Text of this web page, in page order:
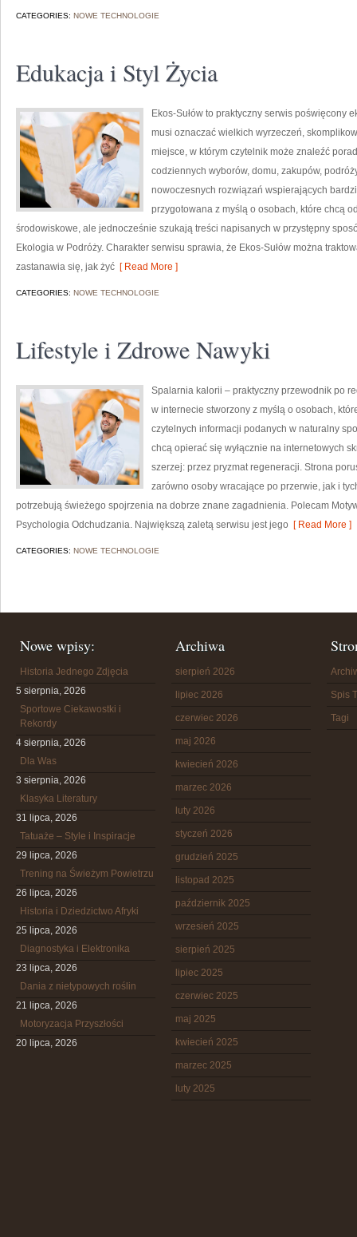
CATEGORIES: NOWE TECHNOLOGIE
Edukacja i Styl Życia
Ekos-Sułów to praktyczny serwis poświęcony
musi oznaczać wielkich wyrzeczeń,
miejsce, w którym czytelnik może znaleźć
codziennych wyborów, domu, zakupów,
nowoczesnych rozwiązań wspierających
przygotowana z myślą o osobach, które chcą
środowiskowe, ale jednocześnie szukają treści napisanych w przystępny
Ekologia w Podróży. Charakter serwisu sprawia, że Ekos-Sułów można
zastanawia się, jak żyć [ Read More ]
CATEGORIES: NOWE TECHNOLOGIE
Lifestyle i Zdrowe Nawyki
Spalarnia kalorii – praktyczny przewodnik po
w internecie stworzony z myślą o osobach,
czytelnych informacji podanych w naturalny
chcą opierać się wyłącznie na internetowych
szerzej: przez pryzmat regeneracji. Strona
zarówno osoby wracające po przerwie, jak i
potrzebują świeżego spojrzenia na dobrze znane zagadnienia. Polecam
Psychologia Odchudzania. Największą zaletą serwisu jest jego [ Read More ]
CATEGORIES: NOWE TECHNOLOGIE
Nowe wpisy:
Historia Jednego Zdjęcia
5 sierpnia, 2026
Sportowe Ciekawostki i
Rekordy
4 sierpnia, 2026
Dla Was
3 sierpnia, 2026
Klasyka Literatury
31 lipca, 2026
Tatuaże – Style i Inspiracje
29 lipca, 2026
Trening na Świeżym Powietrzu
26 lipca, 2026
Historia i Dziedzictwo Afryki
25 lipca, 2026
Diagnostyka i Elektronika
23 lipca, 2026
Dania z nietypowych roślin
21 lipca, 2026
Motoryzacja Przyszłości
20 lipca, 2026
Archiwa
sierpień 2026
lipiec 2026
czerwiec 2026
maj 2026
kwiecień 2026
marzec 2026
luty 2026
styczeń 2026
grudzień 2025
listopad 2025
październik 2025
wrzesień 2025
sierpień 2025
lipiec 2025
czerwiec 2025
maj 2025
kwiecień 2025
marzec 2025
luty 2025
Spis
Tagi